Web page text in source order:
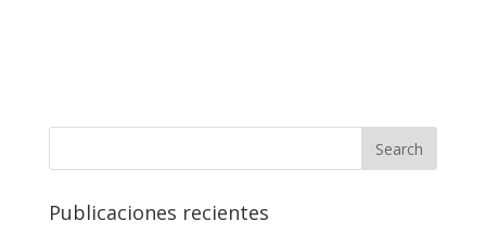
Publicaciones recientes